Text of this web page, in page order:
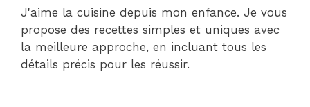
J'aime la cuisine depuis mon enfance. Je vous
propose des recettes simples et uniques avec
la meilleure approche, en incluant tous les
détails précis pour les réussir.